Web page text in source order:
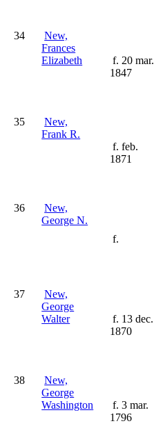
34
New,
Frances
Elizabeth
f. 20 mar.
1847
35
New,
Frank R.
f. feb.
1871
36
New,
George N.
f.
37
New,
George
Walter
f. 13 dec.
1870
38
New,
George
Washington
f. 3 mar.
1796